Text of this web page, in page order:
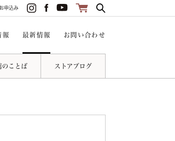
申込み
報 最新情報 お問い合わせ
のことば ストアブログ